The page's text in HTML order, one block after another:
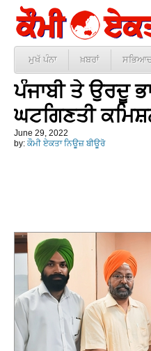
ਮੁਖੱ ਪੰਨਾ ਖ਼ਬਰਾਂ
ਪੰਜਾਬੀ ਤੇ ਉਰਦੂ
ਘਟਗਿਣਤੀ
June 29, 2022
by: ਕੌਮੀ ਏਕਤਾ ਨਿਊਜ਼ ਬੀਊਰੋ